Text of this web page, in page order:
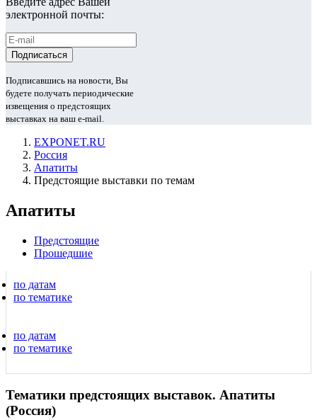
электронной почты:
Подписавшись на новости, Вы
будете получать периодические
извещения о предстоящих
выставках на ваш e-mail.
EXPONET.RU
Россия
Апатиты
Предстоящие выставки по темам
Апатиты
Предстоящие
Прошедшие
по датам
по тематике
по датам
по тематике
Тематики предстоящих выставок. Апатиты
(Россия)